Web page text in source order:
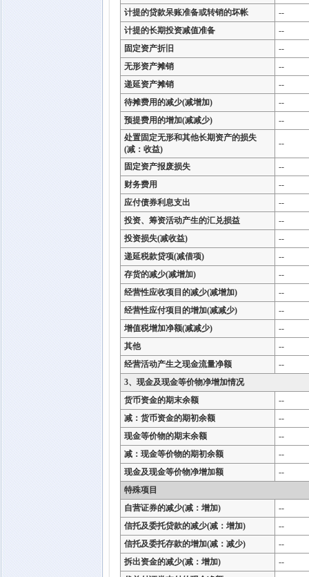
计提的贷款呆账准备或转销的坏帐
--
计提的长期投资减值准备
--
固定资产折旧
--
无形资产摊销
--
递延资产摊销
--
待摊费用的减少(减增加)
--
预提费用的增加(减减少)
--
处置固定无形和其他长期资产的损失
(减：收益)
--
固定资产报废损失
--
财务费用
--
应付债券利息支出
--
投资、筹资活动产生的汇兑损益
--
投资损失(减收益)
--
递延税款贷项(减借项)
--
存货的减少(减增加)
--
经营性应收项目的减少(减增加)
--
经营性应付项目的增加(减减少)
--
增值税增加净额(减减少)
--
其他
--
经营活动产生之现金流量净额
--
3、现金及现金等价物净增加情况
货币资金的期末余额
--
减：货币资金的期初余额
--
现金等价物的期末余额
--
减：现金等价物的期初余额
--
现金及现金等价物净增加额
--
特殊项目
自营证券的减少(减：增加)
--
信托及委托贷款的减少(减：增加)
--
信托及委托存款的增加(减：减少)
--
拆出资金的减少(减：增加)
--